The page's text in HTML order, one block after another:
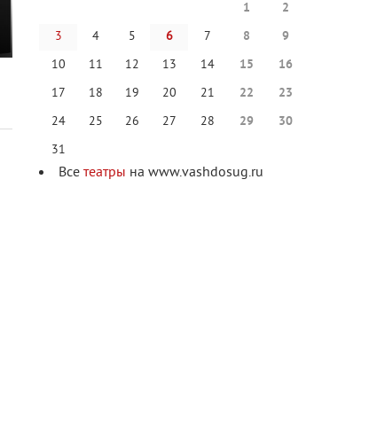
1
2
3
4 5 6 7 8
9
10
11 12 13 14 15
16
17
18 19 20 21 22
23
24
25 26 27 28 29
30
31
Все театры на www.vashdosug.ru